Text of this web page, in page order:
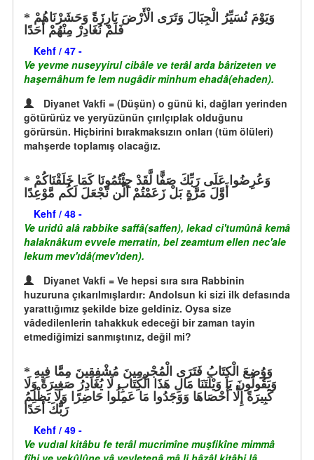
فَلَمْ نُغَادِرْ مِنْهُمْ أَحَدًا
Kehf / 47 -
Ve yevme nuseyyirul cibâle ve terâl arda bârizeten ve
haşernâhum fe lem nugâdir minhum ehadâ(ehaden).
Diyanet Vakfi = (Düşün) o günü ki, dağları yerinden
götürürüz ve yeryüzünün çırılçıplak olduğunu
görürsün. Hiçbirini bırakmaksızın onları (tüm ölüleri)
mahşerde toplamış olacağız.
أَوَّلَ مَرَّةٍ بَلْ زَعَمْتُمْ أَلَّن نَّجْعَلَ لَكُم مَّوْعِدًا
Kehf / 48 -
Ve uridû alâ rabbike saffâ(saffen), lekad ci'tumûnâ kemâ
halaknâkum evvele merratin, bel zeamtum ellen nec'ale
lekum mev'ıdâ(mev'ıden).
Diyanet Vakfi = Ve hepsi sıra sıra Rabbinin
huzuruna çıkarılmışlardır: Andolsun ki sizi ilk defasında
yarattığımız şekilde bize geldiniz. Oysa size
vâdedilenlerin tahakkuk edeceği bir zaman tayin
etmediğimizi sanmıştınız, değil mi?
وَيَقُولُونَ يَا وَيْلَتَنَا مَالِ هَذَا الْكِتَابِ لَا يُغَادِرُ صَغِيرَةً وَلَا
كَبِيرَةً إِلَّا أَحْصَاهَا وَوَجَدُوا مَا عَمِلُوا حَاضِرًا وَلَا يَظْلِمُ
رَبُّكَ أَحَدًا
Kehf / 49 -
Ve vudıal kitâbu fe terâl mucrimîne muşfikîne mimmâ